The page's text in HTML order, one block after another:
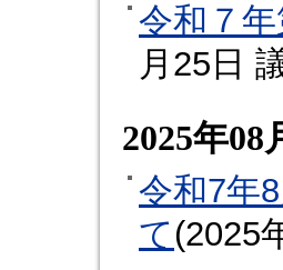
令和７
月25日
2025年08
令和7年
て(2025